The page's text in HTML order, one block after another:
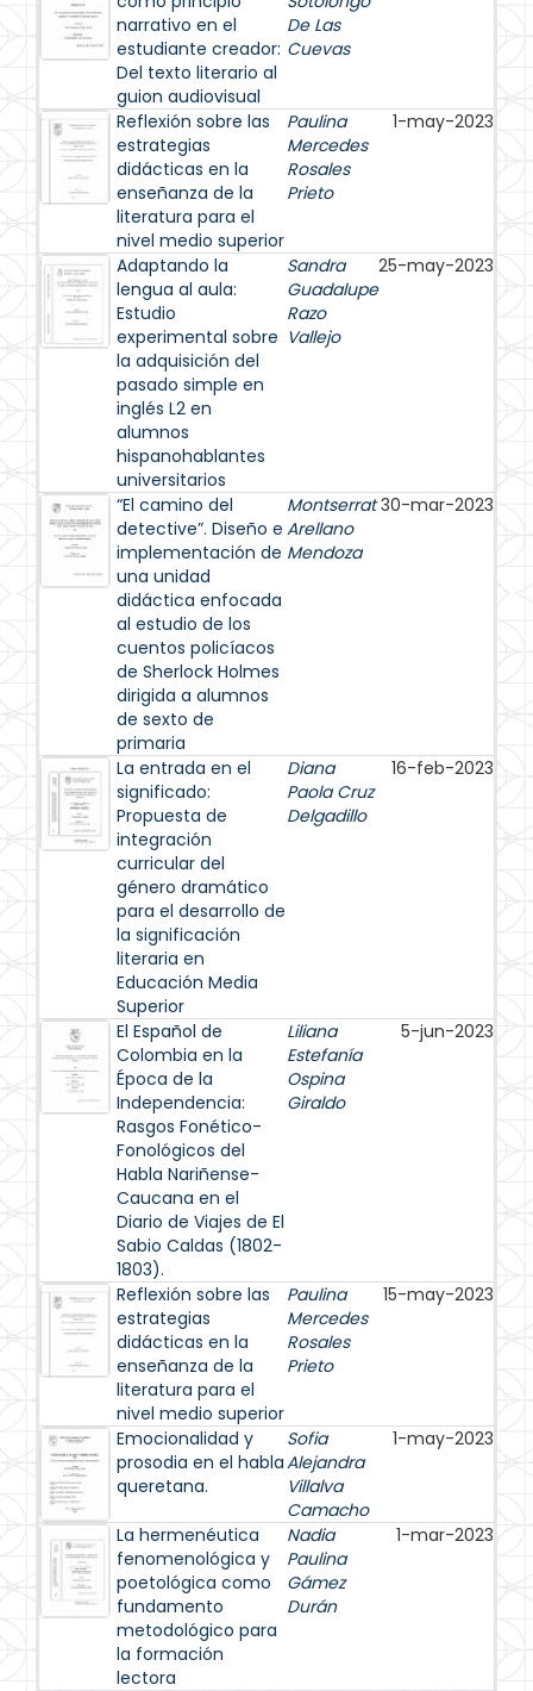
narrativo en el
estudiante creador:
Del texto literario al
guion audiovisual
De Las
Cuevas
Reflexión sobre las
estrategias
didácticas en la
enseñanza de la
literatura para el
nivel medio superior
Paulina
Mercedes
Rosales
Prieto
1-may-2023
Adaptando la
lengua al aula:
Estudio
experimental sobre
la adquisición del
pasado simple en
inglés L2 en
alumnos
hispanohablantes
universitarios
Sandra
Guadalupe
Razo
Vallejo
25-may-2023
“El camino del
detective”. Diseño e
implementación de
una unidad
didáctica enfocada
al estudio de los
cuentos policíacos
de Sherlock Holmes
dirigida a alumnos
de sexto de
primaria
Montserrat
Arellano
Mendoza
30-mar-2023
La entrada en el
significado:
Propuesta de
integración
curricular del
género dramático
para el desarrollo de
la significación
literaria en
Educación Media
Superior
Diana
Paola Cruz
Delgadillo
16-feb-2023
El Español de
Colombia en la
Época de la
Independencia:
Rasgos Fonético-
Fonológicos del
Habla Nariñense-
Caucana en el
Diario de Viajes de El
Sabio Caldas (1802-
1803).
Liliana
Estefanía
Ospina
Giraldo
5-jun-2023
Reflexión sobre las
estrategias
didácticas en la
enseñanza de la
literatura para el
nivel medio superior
Paulina
Mercedes
Rosales
Prieto
15-may-2023
Emocionalidad y
prosodia en el habla
queretana.
Sofia
Alejandra
Villalva
Camacho
1-may-2023
La hermenéutica
fenomenológica y
poetológica como
fundamento
metodológico para
la formación
lectora
Nadia
Paulina
Gámez
Durán
1-mar-2023